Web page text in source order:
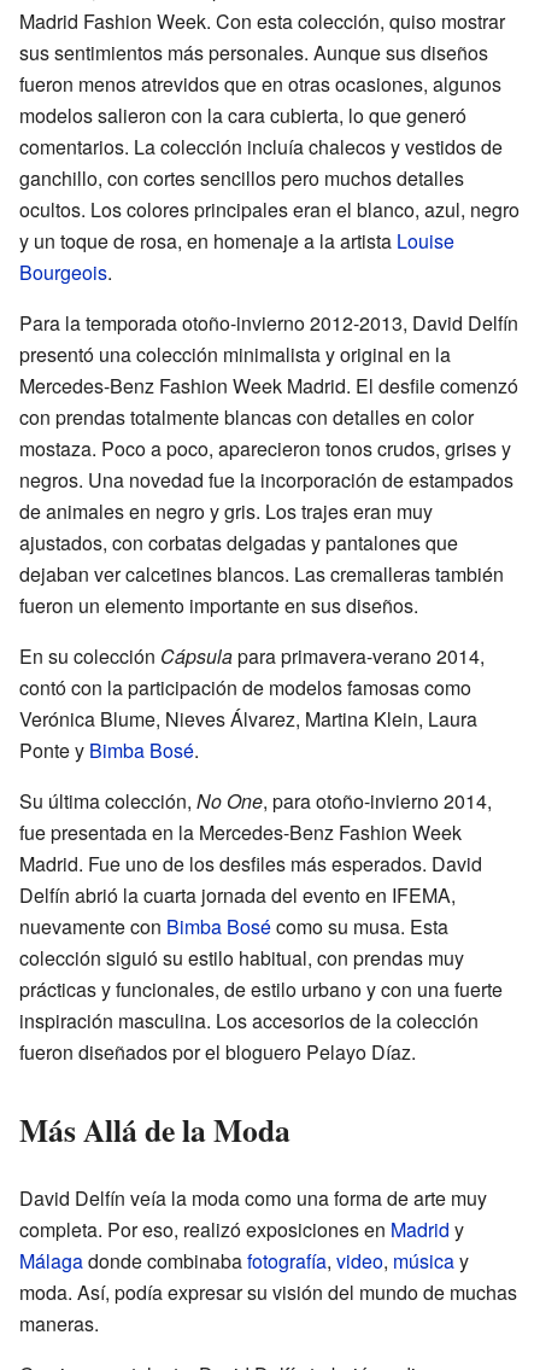
Madrid Fashion Week. Con esta colección, quiso mostrar
sus sentimientos más personales. Aunque sus diseños
fueron menos atrevidos que en otras ocasiones, algunos
modelos salieron con la cara cubierta, lo que generó
comentarios. La colección incluía chalecos y vestidos de
ganchillo, con cortes sencillos pero muchos detalles
ocultos. Los colores principales eran el blanco, azul, negro
y un toque de rosa, en homenaje a la artista Louise
Bourgeois.
Para la temporada otoño-invierno 2012-2013, David Delfín
presentó una colección minimalista y original en la
Mercedes-Benz Fashion Week Madrid. El desfile comenzó
con prendas totalmente blancas con detalles en color
mostaza. Poco a poco, aparecieron tonos crudos, grises y
negros. Una novedad fue la incorporación de estampados
de animales en negro y gris. Los trajes eran muy
ajustados, con corbatas delgadas y pantalones que
dejaban ver calcetines blancos. Las cremalleras también
fueron un elemento importante en sus diseños.
En su colección Cápsulapara primavera-verano 2014,
contó con la participación de modelos famosas como
Verónica Blume, Nieves Álvarez, Martina Klein, Laura
Ponte y Bimba Bosé.
Su última colección, No One, para otoño-invierno 2014,
fue presentada en la Mercedes-Benz Fashion Week
Madrid. Fue uno de los desfiles más esperados. David
Delfín abrió la cuarta jornada del evento en IFEMA,
nuevamente con Bimba Bosécomo su musa. Esta
colección siguió su estilo habitual, con prendas muy
prácticas y funcionales, de estilo urbano y con una fuerte
inspiración masculina. Los accesorios de la colección
fueron diseñados por el bloguero Pelayo Díaz.
Más Allá de la Moda
David Delfín veía la moda como una forma de arte muy
completa. Por eso, realizó exposiciones en Madrid y
Málagadonde combinabafotografía, video, músicay
moda. Así, podía expresar su visión del mundo de muchas
maneras.